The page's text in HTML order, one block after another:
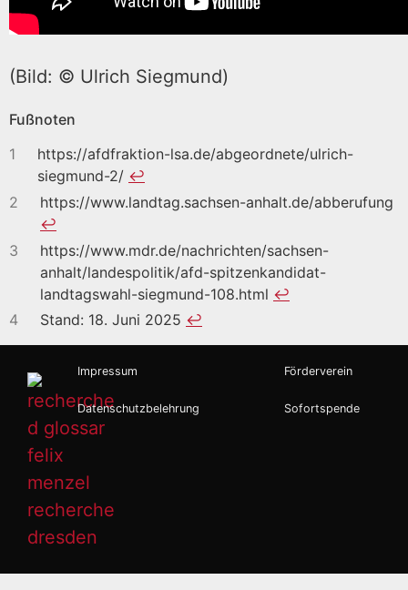
(Bild: © Ulrich Siegmund)
Fußnoten
1
https://afdfraktion-lsa.de/abgeordnete/ulrich-
siegmund-2/ ↩︎
2
https://www.landtag.sachsen-anhalt.de/abberufung
↩︎
3
https://www.mdr.de/nachrichten/sachsen-
anhalt/landespolitik/afd-spitzenkandidat-
landtagswahl-siegmund-108.html ↩︎
4
Stand: 18. Juni 2025 ↩︎
Impressum
Datenschutzbelehrung
Förderverein
Sofortspende